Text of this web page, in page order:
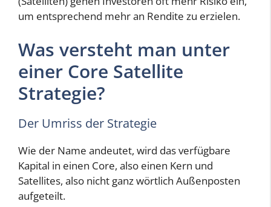
um entsprechend mehr an Rendite zu erzielen.
Was versteht man unter
einer Core Satellite
Strategie?
Der Umriss der Strategie
Wie der Name andeutet, wird das verfügbare
Kapital in einen Core, also einen Kern und
Satellites, also nicht ganz wörtlich Außenposten
aufgeteilt.